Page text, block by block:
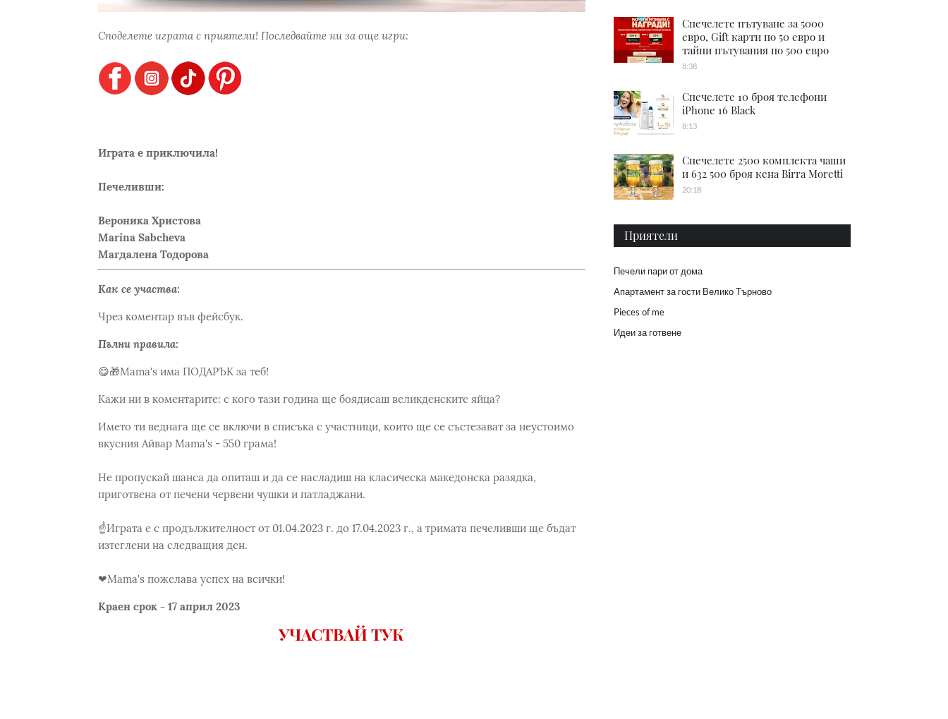
Споделете играта с приятели! Последвайте ни за още игри:
Играта е приключила!
Печеливши:
Вероника Христова
Marina Sabcheva
Магдалена Тодорова
Как се участва:
Чрез коментар във фейсбук.
Пълни правила:
😋🎁Mama's има ПОДАРЪК за теб!
Кажи ни в коментарите: с кого тази година ще боядисаш великденските яйца?
Името ти веднага ще се включи в списъка с участници, които ще се състезават за неустоимо
вкусния Айвар Mama's - 550 грама!
Не пропускай шанса да опиташ и да се насладиш на класическа македонска разядка,
приготвена от печени червени чушки и патладжани.
☝Играта е с продължителност от 01.04.2023 г. до 17.04.2023 г., а тримата печеливши ще бъдат
изтеглени на следващия ден.
❤Mama's пожелава успех на всички!
Краен срок - 17 април 2023
УЧАСТВАЙ ТУК
Спечелете пътуване за 5000
евро, Gift карти по 50 евро и
тайни пътувания по 500 евро
8:38
Спечелете 10 броя телефони
iPhone 16 Black
8:13
Спечелете 2500 комплекта чаши
и 632 500 броя кена Birra Moretti
20:18
Приятели
Печели пари от дома
Апартамент за гости Велико Търново
Pieces of me
Идеи за готвене